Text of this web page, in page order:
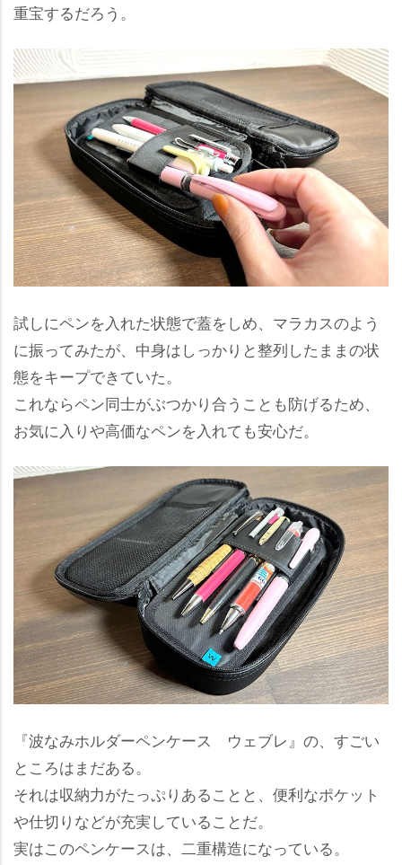
重宝するだろう。
試しにペンを入れた状態で蓋をしめ、マラカスのよう
に振ってみたが、中身はしっかりと整列したままの状
態をキープできていた。
これならペン同士がぶつかり合うことも防げるため、
お気に入りや高価なペンを入れても安心だ。
『波なみホルダーペンケース ウェブレ』の、すごい
ところはまだある。
それは収納力がたっぷりあることと、便利なポケット
仕切りなどが充実していることだ。
実はこのペンケースは、二重構造になっている。